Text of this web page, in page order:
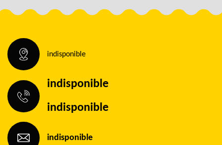
indisponible
indisponible
indisponible
indisponible